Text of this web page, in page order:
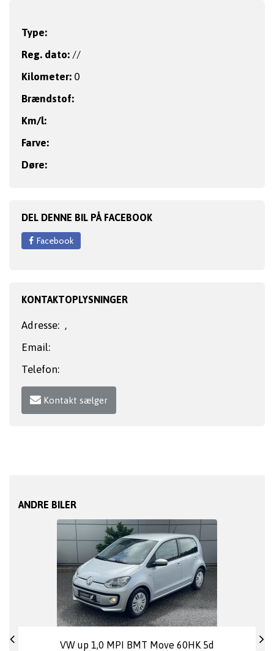
Type:
Reg. dato: //
Kilometer: 0
Brændstof:
Km/l:
Farve:
Døre:
DEL DENNE BIL PÅ FACEBOOK
Facebook
KONTAKTOPLYSNINGER
Adresse: ,
Email:
Telefon:
Kontakt sælger
ANDRE BILER
VW up 1,0 MPI BMT Move 60HK 5d